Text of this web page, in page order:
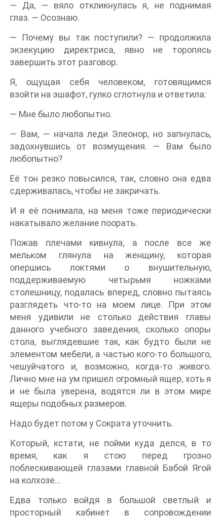
— Да, — вяло откликнулась я, не поднимая
глаз. — Осознаю.
— Почему вы так поступили? — продолжила
экзекуцию директриса, явно не торопясь
завершить этот разговор.
Я, ощущая себя человеком, готовящимся
взойти на эшафот, гулко сглотнула и ответила:
— Мне было любопытно.
— Вам, — начала леди Элеонор, но запнулась,
задохнувшись от возмущения. — Вам было
любопытно?
Её тон резко повысился, так, словно она едва
сдерживалась, чтобы не закричать.
И я её понимала, на меня тоже периодически
накатывало желание поорать.
Пожав плечами кивнула, а после все же
мельком глянула на женщину, которая
опершись локтями о внушительную,
поддерживаемую четырьмя ножками
столешницу, подалась вперед, словно пытаясь
разглядеть что-то на моем лице. При этом
меня удивили не столько действия главы
данного учебного заведения, сколько опоры
стола, выглядевшие так, как будто были не
элементом мебели, а частью кого-то большого,
чешуйчатого и, возможно, когда-то живого.
Лично мне на ум пришел огромный ящер, хоть я
и не была уверена, водятся ли в этом мире
ящеры подобных размеров.
Надо будет потом у Сократа уточнить.
Который, кстати, не пойми куда делся, в то
время, как я стою перед грозно
поблескивающей глазами главной Бабой Ягой
на колхозе…
Едва только войдя в большой светлый и
просторный кабинет в сопровождении